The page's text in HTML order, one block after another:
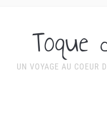
Toque
UN VOYAGE AU COEUR